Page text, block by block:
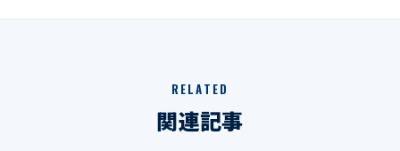
RELATED
関連記事